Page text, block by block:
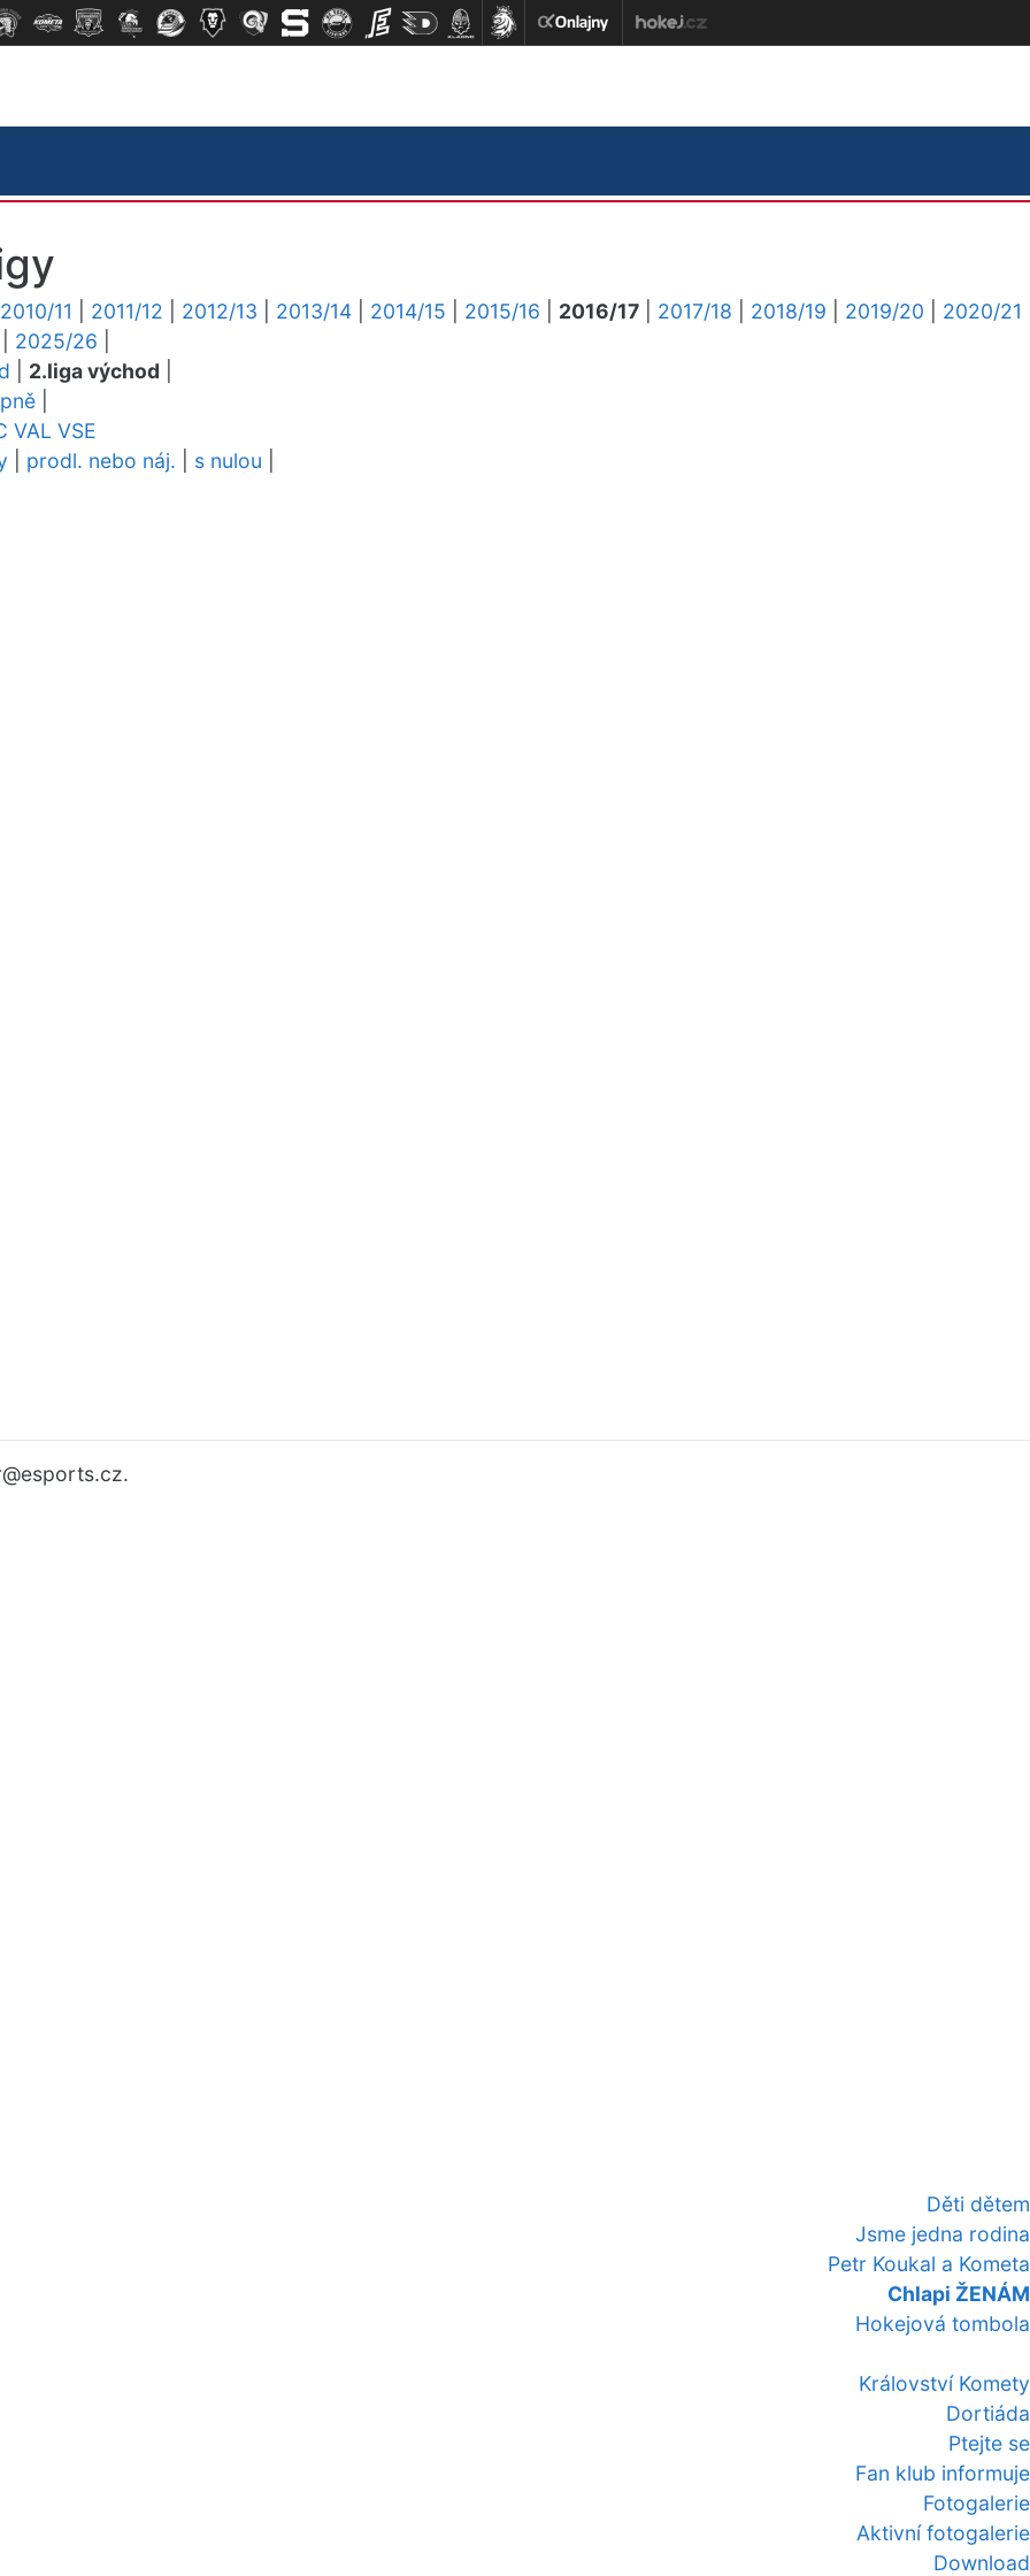
Děti dětem
Jsme jedna rodina
Petr Koukal a Kometa
Chlapi ŽENÁM
Hokejová tombola
Království Komety
Dortiáda
Ptejte se
Fan klub informuje
Fotogalerie
Aktivní fotogalerie
Download
2010/11 2011/12 2012/13 2013/14 2014/15 2015/16 2016/17 2017/18 2018/19 2019/20
2020/21
2025/26
2.liga východ
VAL VSE
prodl. nebo náj. s nulou
@esports.cz.